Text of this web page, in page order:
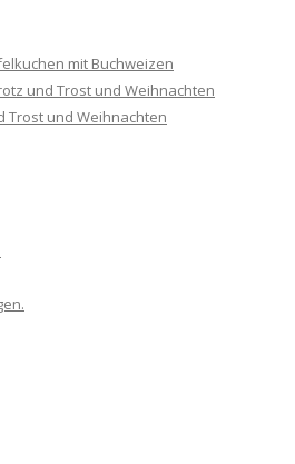
mit Buchweizen
und Trost und Weihnachten
Trost und Weihnachten